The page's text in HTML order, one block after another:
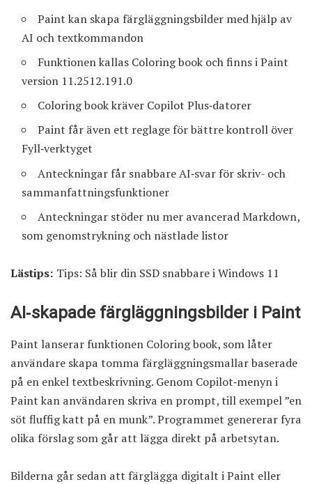
Paint kan skapa färgläggningsbilder med hjälp av
AI och textkommandon
Funktionen kallas Coloring book och finns i Paint
version 11.2512.191.0
Coloring book kräver Copilot Plus‑datorer
Paint får även ett reglage för bättre kontroll över
Fyll‑verktyget
Anteckningar får snabbare AI‑svar för skriv- och
sammanfattningsfunktioner
Anteckningar stöder nu mer avancerad Markdown,
som genomstrykning och nästlade listor
Lästips: Tips: Så blir din SSD snabbare i Windows 11
AI‑skapade färgläggningsbilder i Paint
Paint lanserar funktionen Coloring book, som låter
användare skapa tomma färgläggningsmallar baserade
på en enkel textbeskrivning. Genom Copilot‑menyn i
Paint kan användaren skriva en prompt, till exempel ”en
söt fluffig katt på en munk”. Programmet genererar fyra
olika förslag som går att lägga direkt på arbetsytan.
Bilderna går sedan att färglägga digitalt i Paint eller